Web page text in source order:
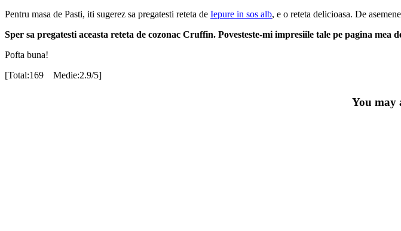
Pentru masa de Pasti, iti sugerez sa pregatesti reteta de Iepure in sos alb, e o reteta delicioasa. De
Sper sa pregatesti aceasta reteta de cozonac Cruffin. Povesteste-mi impresiile tale pe pagina mea
Pofta buna!
[Total:169 Medie:2.9/5]
You may